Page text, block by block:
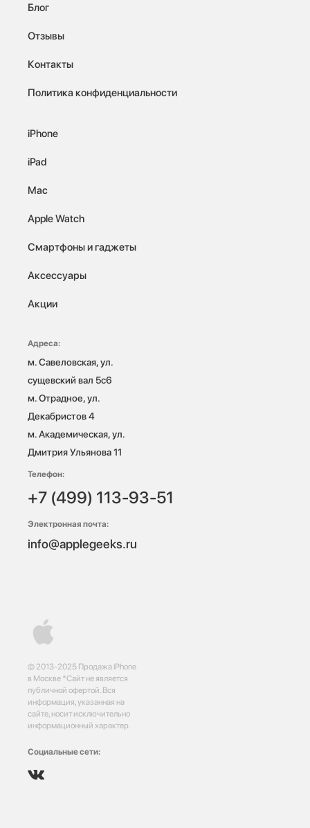
© 2013-2025 Продажа iPhone
в Москве *Сайт не является
публичной офертой. Вся
информация, указанная на
сайте, носит исключительно
информационный характер.
Социальные сети:
Блог
Отзывы
Контакты
Политика конфиденциальности
iPhone
iPad
Mac
Apple Watch
Смартфоны и гаджеты
Аксессуары
Акции
Адреса:
м. Савеловская, ул.
сущевский вал 5с6
м. Отрадное, ул.
Декабристов 4
м. Академическая, ул.
Дмитрия Ульянова 11
Телефон:
+7 (499) 113-93-51
Электронная почта:
info@applegeeks.ru